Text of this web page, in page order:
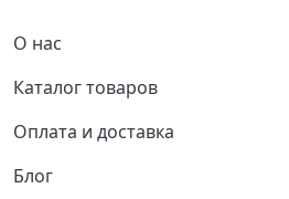
Основная
О нас
Каталог товаров
Оплата и доставка
Блог